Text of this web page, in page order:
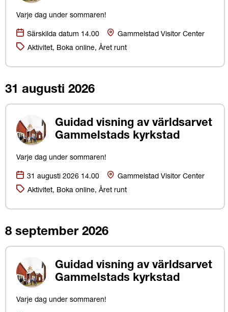
Varje dag under sommaren!
Datum:
Särskilda datum 14.00 Plats
Gammelstad Visitor Center
Kategorier:
Aktivitet, Boka online, Året runt
31 augusti 2026
Guidad visning av världsarvet
Gammelstads kyrkstad
Varje dag under sommaren!
Datum:
31 augusti 2026 14.00 Plats
Gammelstad Visitor Center
Kategorier:
Aktivitet, Boka online, Året runt
8 september 2026
Guidad visning av världsarvet
Gammelstads kyrkstad
Varje dag under sommaren!